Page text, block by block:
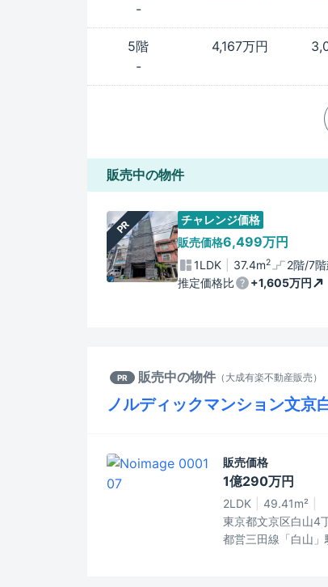
-
5階 4,167万円
-
販売中の物件
PR
チャレンジ価格
販売価格6,499万円
1LDK 37.4m2 2階/7階
推定価格比
+1,605万円
PR 販売中の物件 （ 大成有楽不動産販売 ）
ノルディックマンション文京
販売価格
1億290万円
2LDK
49.41m²
東京都文京区白山4
都営三田線「白山